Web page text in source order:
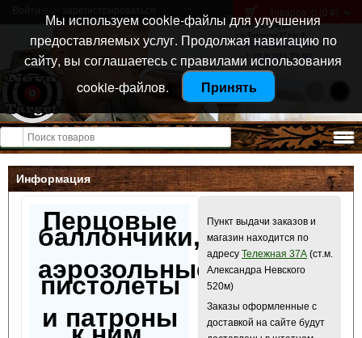
Санкт-Петербург
ул. Тележная 37 лит А
+7 (911) 021-04-08
+7 (812) 921-73-50
Товаров: 0 (0 p )
Открыть меню
Информация
Перцовые
баллончики,
аэрозольные
пистолеты
и патроны
Пункт выдачи заказов и
магазин находится по
адресу Тележная 37А (ст.м.
Александра Невского
520м)
Заказы оформленные с
доставкой на сайте будут
Мы используем cookie-файлы для улучшения
предоставляемых услуг. Продолжая навигацию по
сайту, вы соглашаетесь с правилами использования
cookie-файлов.
Принять